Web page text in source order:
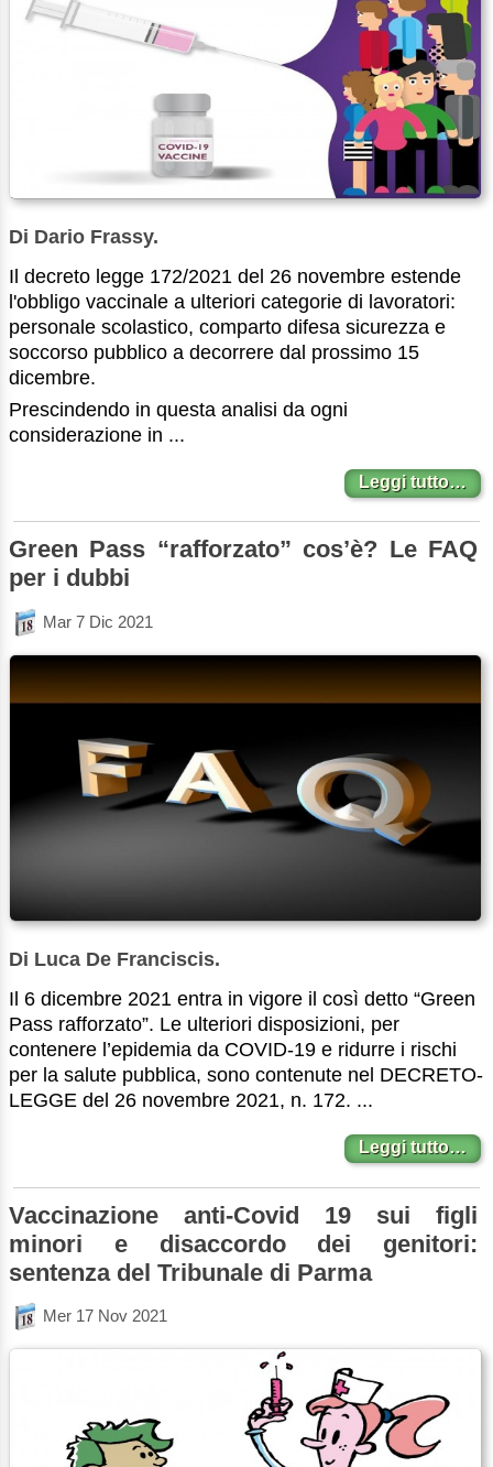
Di Dario Frassy.
Il decreto legge 172/2021 del 26 novembre estende
l'obbligo vaccinale a ulteriori categorie di lavoratori:
personale scolastico, comparto difesa sicurezza e
soccorso pubblico a decorrere dal prossimo 15
dicembre.
Prescindendo in questa analisi da ogni
considerazione in ...
Leggi tutto…
Green Pass “rafforzato” cos’è? Le FAQ
per i dubbi
Mar 7 Dic 2021
Di Luca De Franciscis.
Il 6 dicembre 2021 entra in vigore il così detto “Green
Pass rafforzato”. Le ulteriori disposizioni, per
contenere l’epidemia da COVID-19 e ridurre i rischi
per la salute pubblica, sono contenute nel DECRETO-
LEGGE del 26 novembre 2021, n. 172. ...
Leggi tutto…
Vaccinazione anti-Covid 19 sui figli
minori e disaccordo dei genitori:
sentenza del Tribunale di Parma
Mer 17 Nov 2021